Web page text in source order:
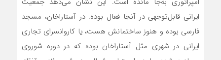
ایرانی قابل‌توجهی در آنجا فعال بوده. در آستاراخان، مسجد
فارسی بوده و هنوز ساختمانش هست، یا کاروانسرای تجاری
ایرانی در شهری مثل آستاراخان بوده که در دوره شوروی